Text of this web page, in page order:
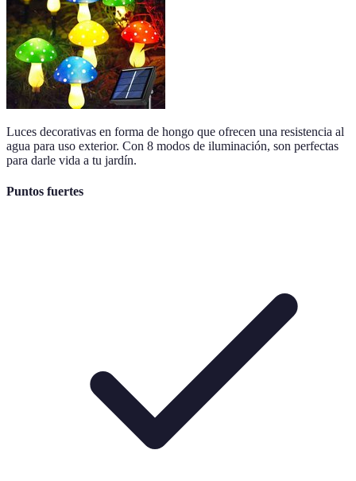
Luces decorativas en forma de hongo que ofrecen una resistencia al
agua para uso exterior. Con 8 modos de iluminación, son perfectas
para darle vida a tu jardín.
Puntos fuertes